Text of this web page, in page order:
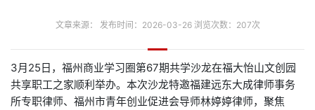
文章来源： 发布时间：2026-03-26 浏览次数：207次
3月25日，福州商业学习圈第67期共学沙龙在福大怡山文创园
共享职工之家顺利举办。本次沙龙特邀福建远东大成律师事务
所专职律师、福州市青年创业促进会导师林婷婷律师，聚焦